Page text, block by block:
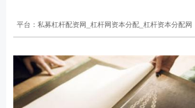
平台：私募杠杆配资网_杠杆网资本分配_杠杆资本分配网